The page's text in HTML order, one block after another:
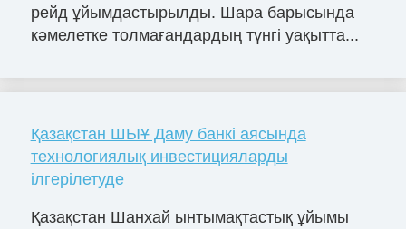
рейд ұйымдастырылды. Шара барысында
кәмелетке толмағандардың түнгі уақытта...
Қазақстан ШЫҰ Даму банкі аясында
технологиялық инвестицияларды
ілгерілетуде
Қазақстан Шанхай ынтымақтастық ұйымы